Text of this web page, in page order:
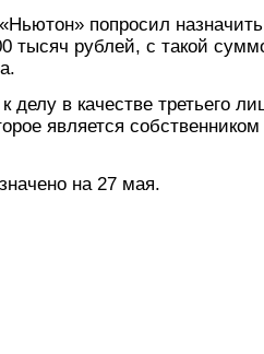
попросил назначить
тысяч рублей, с такой
делу в качестве третьего
является собственником
на 27 мая.